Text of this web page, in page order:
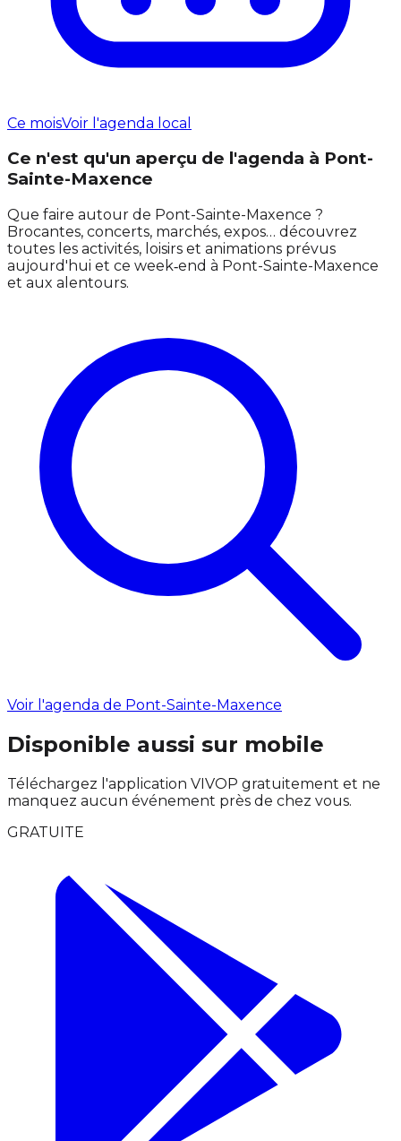
Ce moisVoir l'agenda local
Ce n'est qu'un aperçu de l'agenda à Pont-
Sainte-Maxence
Que faire autour de Pont-Sainte-Maxence ?
Brocantes, concerts, marchés, expos… découvrez
toutes les activités, loisirs et animations prévus
aujourd'hui et ce week‑end à Pont-Sainte-Maxence
et aux alentours.
Voir l'agenda de Pont-Sainte-Maxence
Disponible aussi sur mobile
Téléchargez l'application VIVOP gratuitement et ne
manquez aucun événement près de chez vous.
GRATUITE